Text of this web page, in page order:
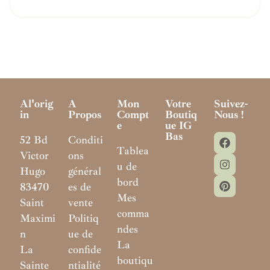
Al'orig
In
52 Bd
Victor
Hugo
83470
Saint
Maximi
n
La
Sainte
A
Propos
Conditi
ons
général
es de
vente
Politiq
ue de
confide
ntialité
Mon
Compt
E
Tablea
u de
bord
Mes
comma
ndes
La
boutiqu
Votre
Boutiq
Ue IG
Bas
Suivez-
Nous !